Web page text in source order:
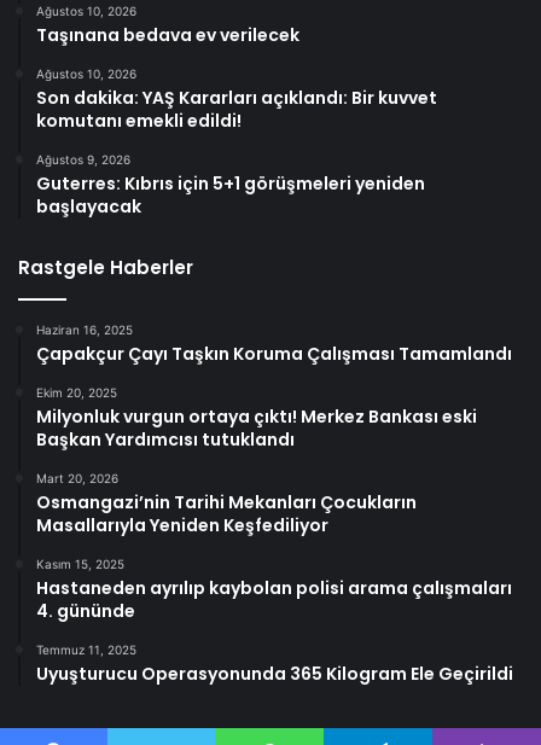
Ağustos 10, 2026
Taşınana bedava ev verilecek
Ağustos 10, 2026
Son dakika: YAŞ Kararları açıklandı: Bir kuvvet
komutanı emekli edildi!
Ağustos 9, 2026
Guterres: Kıbrıs için 5+1 görüşmeleri yeniden
başlayacak
Rastgele Haberler
Haziran 16, 2025
Çapakçur Çayı Taşkın Koruma Çalışması Tamamlandı
Ekim 20, 2025
Milyonluk vurgun ortaya çıktı! Merkez Bankası eski
Başkan Yardımcısı tutuklandı
Mart 20, 2026
Osmangazi’nin Tarihi Mekanları Çocukların
Masallarıyla Yeniden Keşfediliyor
Kasım 15, 2025
Hastaneden ayrılıp kaybolan polisi arama çalışmaları
4. gününde
Temmuz 11, 2025
Uyuşturucu Operasyonunda 365 Kilogram Ele Geçirildi